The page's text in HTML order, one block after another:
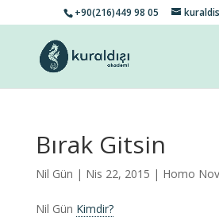
+90(216)449 98 05
Bırak Gitsin
Nil Gün | Nis 22, 2015 | Homo
Nil Gün Kimdir?